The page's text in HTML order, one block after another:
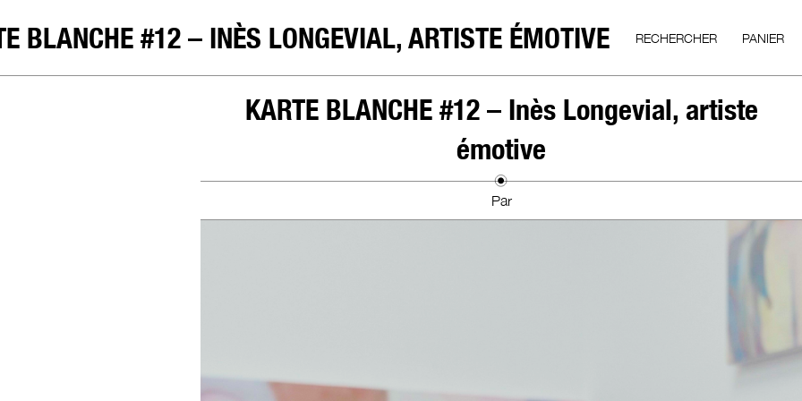
BLANCHE #12 – INÈS LONGEVIAL, ARTISTE ÉMOTIVE RECHERCHER PANIER
GALERIE
KARTE BLANCHE #12 – Inès Longevial, artiste
émotive
Par